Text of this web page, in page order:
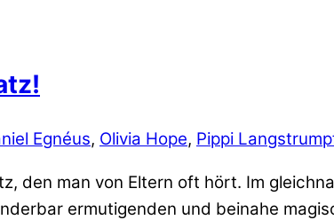
Egnéus, Olivia Hope, Pippi
den man von Eltern oft hört. Im
ermutigenden und beinahe